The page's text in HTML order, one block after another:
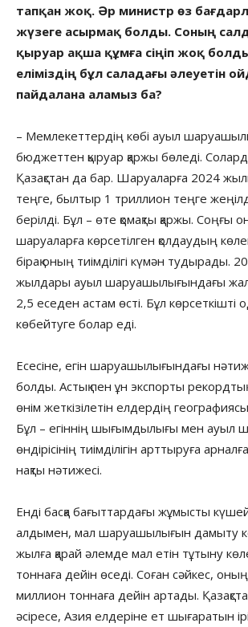
тапқан жоқ. Әр министр өз
жүзеге асырмақ болды. Соның
қыруар ақша құмға сіңіп жоқ
еліміздің бұл саладағы әлеуетін
пайдалана аламыз ба?
– Мемлекеттердің көбі ауыл
бюджеттен қыруар қаржы бөледі.
Қазақстан да бар. Шаруаларға 2024
теңге, былтыр 1 триллион теңге
берілді. Бұл – өте қомақты қаржы. Соңғы
шаруаларға көрсетілген қолдаудың
бірақ оның тиімділігі күмән тудырады.
жылдары ауыл шаруашылығындағы
2,5 еседен астам өсті. Бұл көрсеткішті
көбейтуге болар еді.
Есесіне, егін шаруашылығындағы
болды. Астық пен ұн экспорты
өнім жеткізілетін елдердің
Бұл – егіннің шығымдылығы мен ауыл
өндірісінің тиімділігін арттыруға
нақты нәтижесі.
Енді басқа бағыттардағы жұмысты
алдымен, мал шаруашылығын дамыту
жылға қарай әлемде мал етін тұтыну
тоннаға дейін өседі. Соған сәйкес,
миллион тоннаға дейін артады.
әсіресе, Азия елдеріне ет шығаратын ірі